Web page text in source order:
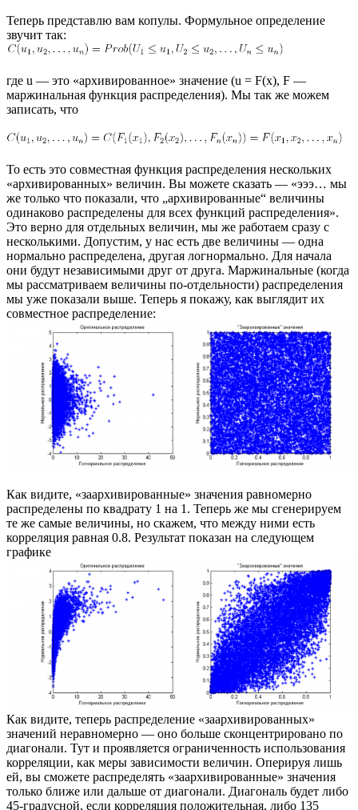
Теперь представлю вам копулы. Формульное определение
звучит так:
где u — это «архивированное» значение (u = F(x), F —
маржинальная функция распределения). Мы так же можем
записать, что
То есть это совместная функция распределения нескольких
«архивированных» величин. Вы можете сказать — «эээ… мы
же только что показали, что „архивированные“ величины
одинаково распределены для всех функций распределения».
Это верно для отдельных величин, мы же работаем сразу с
несколькими. Допустим, у нас есть две величины — одна
нормально распределена, другая логнормально. Для начала
они будут независимыми друг от друга. Маржинальные (когда
мы рассматриваем величины по-отдельности) распределения
мы уже показали выше. Теперь я покажу, как выглядит их
совместное распределение:
Как видите, «заархивированные» значения равномерно
распределены по квадрату 1 на 1. Теперь же мы сгенерируем
те же самые величины, но скажем, что между ними есть
корреляция равная 0.8. Результат показан на следующем
графике
Как видите, теперь распределение «заархивированных»
значений неравномерно — оно больше сконцентрировано по
диагонали. Тут и проявляется ограниченность использования
корреляции, как меры зависимости величин. Оперируя лишь
ей, вы сможете распределять «заархивированные» значения
только ближе или дальше от диагонали. Диагональ будет либо
45-градусной, если корреляция положительная, либо 135